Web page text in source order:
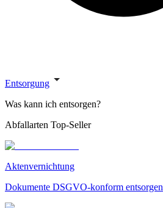
Entsorgung
Was kann ich entsorgen?
Abfallarten Top-Seller
Aktenvernichtung
Dokumente DSGVO-konform entsorgen